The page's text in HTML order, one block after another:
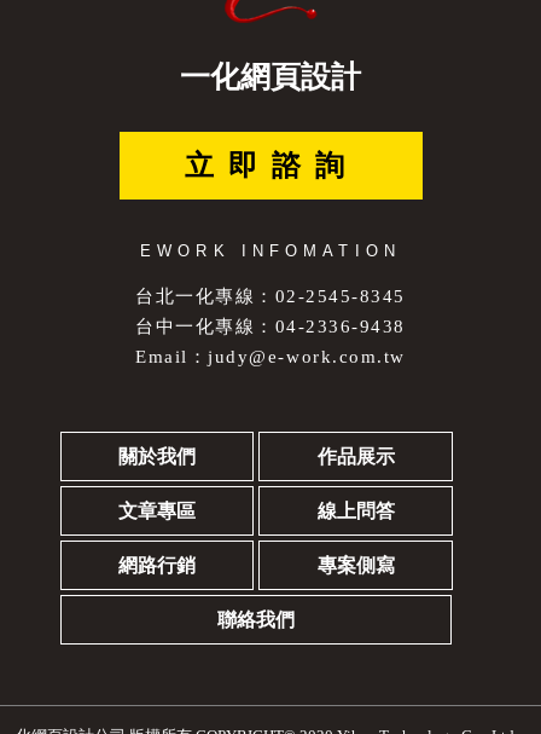
一化網頁設計
立即諮詢
EWORK INFOMATION
台北一化專線：02-2545-8345
台中一化專線：04-2336-9438
Email：judy@e-work.com.tw
關於我們 作品展示
文章專區 線上問答
網路行銷 專案側寫
聯絡我們